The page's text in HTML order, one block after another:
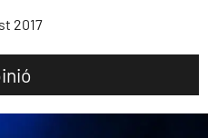
2017